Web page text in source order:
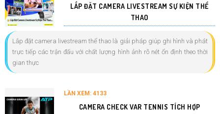
LẮP ĐẶT CAMERA LIVESTREAM SỰ KIỆN THỂ
THAO
Lắp đặt camera livestream thể thao là giải pháp giúp ghi hình và phát
trực tiếp các trận đấu với chất lượng hình ảnh rõ nét ổn định theo thời
gian thực
LẦN XEM: 4133
CAMERA CHECK VAR TENNIS TÍCH HỢP